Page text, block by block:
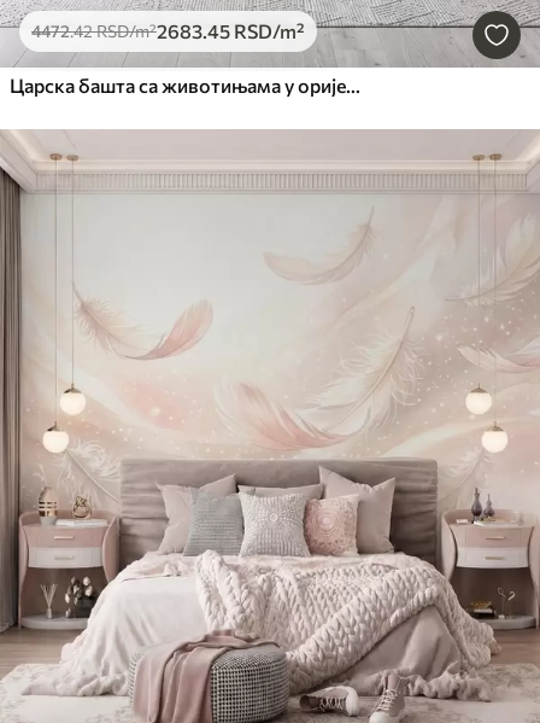
4472.42RSD/m²2683.45 RSD/m²
Царска башта са животињама у оријенталном стилу — мајмуном, леопардом, тигром, пауном и чапљом